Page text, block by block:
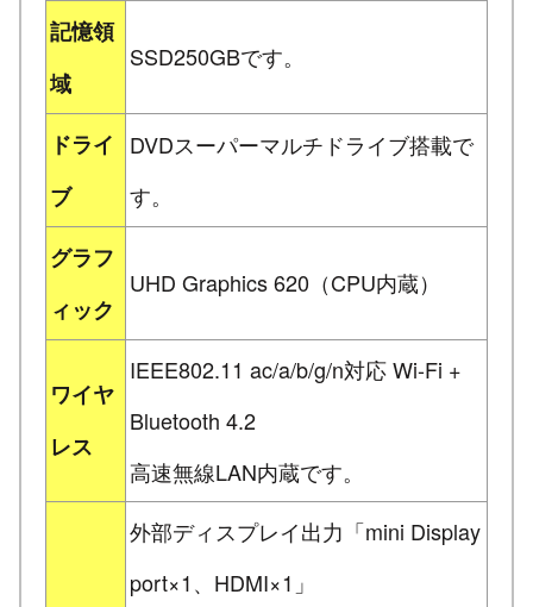
記憶領
域
SSD250GBです。
ドライ
ブ
DVDスーパーマルチドライブ搭載で
す。
グラフ
ィック
UHD Graphics 620（CPU内蔵）
ワイヤ
レス
IEEE802.11 ac/a/b/g/n対応 Wi-Fi +
Bluetooth 4.2
高速無線LAN内蔵です。
外部ディスプレイ出力「mini Display
port×1、HDMI×1」